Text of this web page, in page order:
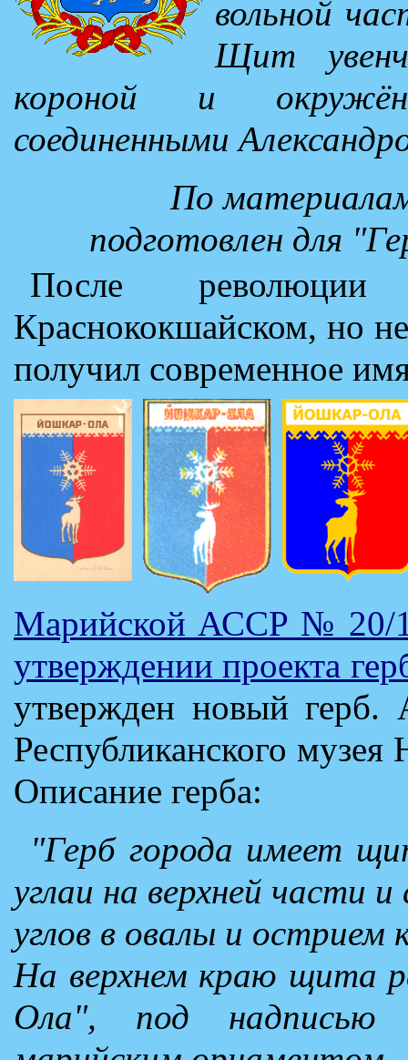
вольной
Щит
короной и
соединенными
По
подготовлен для
После революции
Краснококшайском, но
получил современное
Марийской АССР № 20/
утверждении проекта
утвержден новый герб.
Республиканского
Описание герба:
"Герб города имеет
углаи на верхней части
углов в овалы и острием
На верхнем краю щита
Ола", под надписью